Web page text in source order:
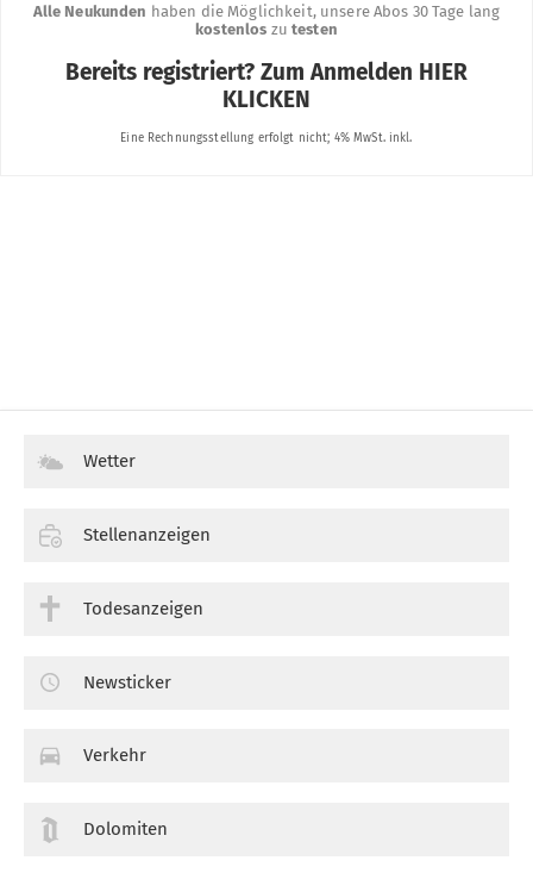
Wetter
Stellenanzeigen
Todesanzeigen
Newsticker
Verkehr
Dolomiten